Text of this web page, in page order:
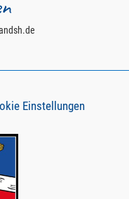
Einstellungen